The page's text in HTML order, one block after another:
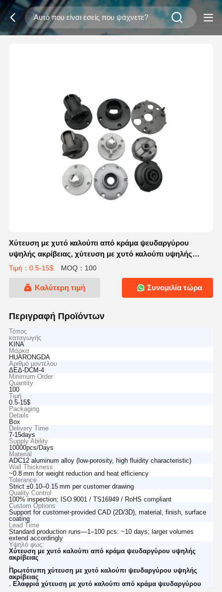
Χύτευση με χυτό καλούπι από κράμα ψευδαργύρου
υψηλής ακρίβειας, χύτευση με χυτό καλούπι υψηλής
πίεσης, ελαφριά καλούπια χύτευσης
Τιμή：0.5-15$ MOQ：100
Καλύτερη τιμή Συνομιλία τώρα
Περιγραφή Προϊόντων
Τόπος
καταγωγής
ΚΙΝΑ
Μάρκα
HUARONGDA
Αριθμό μοντέλου
ΔΕΔ-DCM-4
Minimum Order
Quantity
100
Τιμή
0.5-15$
Packaging
Details
Box
Delivery Time
7-15days
Supply Ability
10000pcs/Days
Material
ADC12 aluminum alloy (low-porosity, high fluidity characteristic)
Wall Thickness
~0.8 mm for weight reduction and heat efficiency
Tolerance
Strict ±0.10–0.15 mm per customer drawing
Quality Control
100% inspection; ISO 9001 / TS16949 / RoHS compliant
Custom Options
Support for customer‑provided CAD (2D/3D), material, finish, surface
coating
Lead Time
Standard production runs—1–100 pcs: ~10 days; larger volumes
extend accordingly
Υψηλό φως:
Χύτευση με χυτό καλούπι από κράμα ψευδαργύρου υψηλής
ακρίβειας
Πρωτότυπη χύτευση με χυτό καλούπι ψευδαργύρου υψηλής
ακρίβειας
Ελαφριά χύτευση με χυτό καλούπι από κράμα ψευδαργύρου